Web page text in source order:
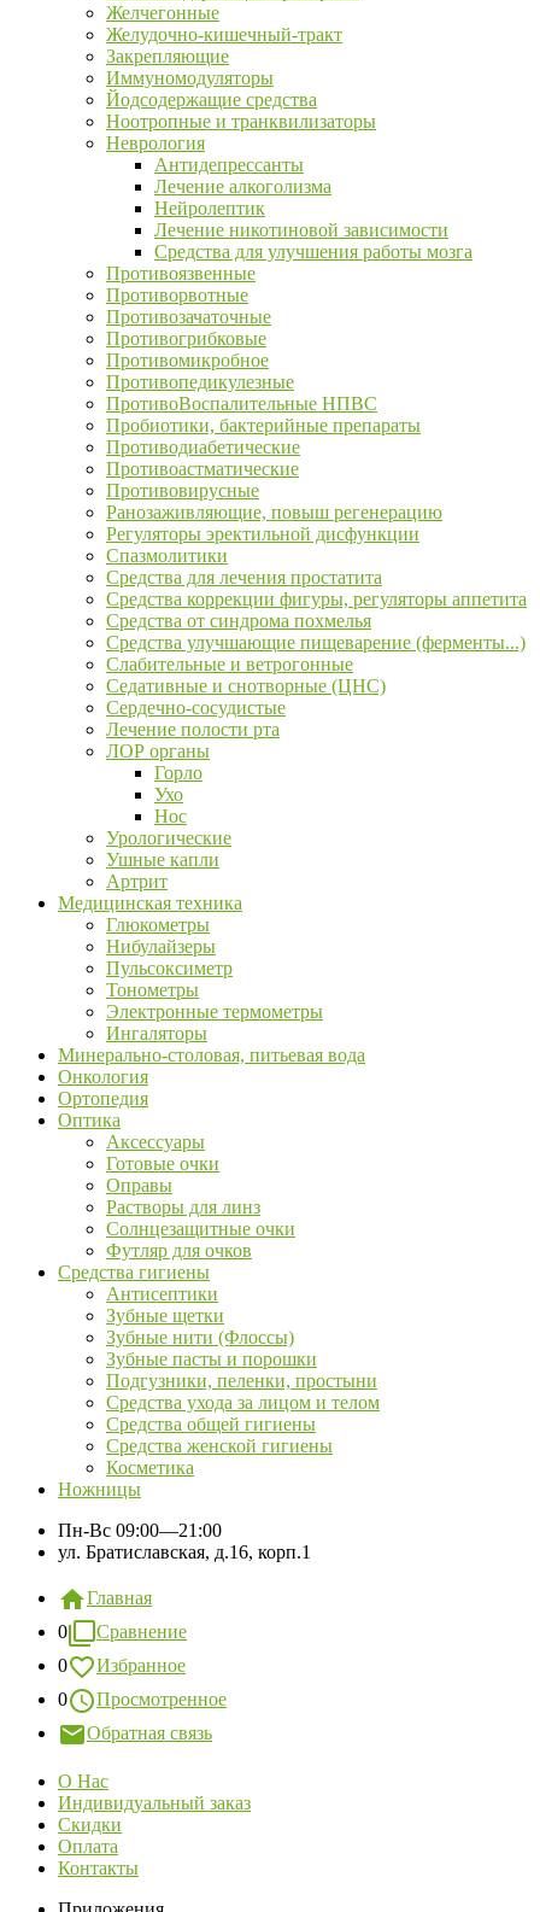
Желчегонные
Желудочно-кишечный-тракт
Закрепляющие
Иммуномодуляторы
Йодсодержащие средства
Ноотропные и транквилизаторы
Неврология
Антидепрессанты
Лечение алкоголизма
Нейролептик
Лечение никотиновой зависимости
Средства для улучшения работы мозга
Противоязвенные
Противорвотные
Противозачаточные
Противогрибковые
Противомикробное
Противопедикулезные
ПротивоВоспалительные НПВС
Пробиотики, бактерийные препараты
Противодиабетические
Противоастматические
Противовирусные
Ранозаживляющие, повыш регенерацию
Регуляторы эректильной дисфункции
Спазмолитики
Средства для лечения простатита
Средства коррекции фигуры, регуляторы аппетита
Средства от синдрома похмелья
Средства улучшающие пищеварение (ферменты...)
Слабительные и ветрогонные
Седативные и снотворные (ЦНС)
Сердечно-сосудистые
Лечение полости рта
ЛОР органы
Горло
Ухо
Нос
Урологические
Ушные капли
Артрит
Медицинская техника
Глюкометры
Нибулайзеры
Пульсоксиметр
Тонометры
Электронные термометры
Ингаляторы
Минерально-столовая, питьевая вода
Онкология
Ортопедия
Оптика
Аксессуары
Готовые очки
Оправы
Растворы для линз
Солнцезащитные очки
Футляр для очков
Средства гигиены
Антисептики
Зубные щетки
Зубные нити (Флоссы)
Зубные пасты и порошки
Подгузники, пеленки, простыни
Средства ухода за лицом и телом
Средства общей гигиены
Средства женской гигиены
Косметика
Ножницы
Пн-Вс 09:00—21:00
ул. Братиславская, д.16, корп.1
Главная
0
Сравнение
0
Избранное
0
Просмотренное
Обратная связь
О Нас
Индивидуальный заказ
Скидки
Оплата
Контакты